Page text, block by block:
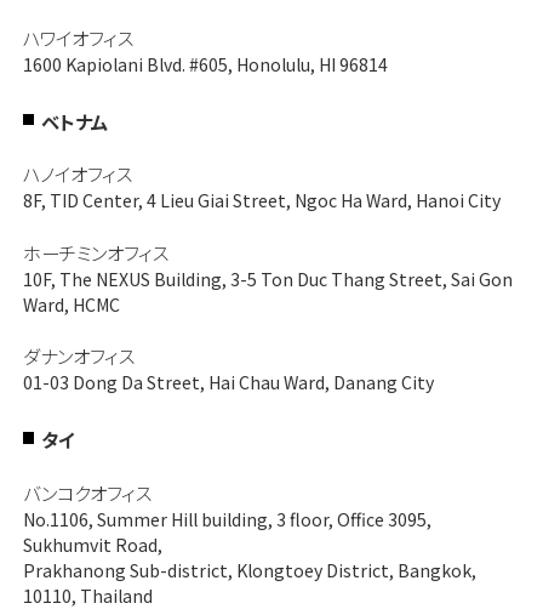
ハワイオフィス
1600 Kapiolani Blvd. #605, Honolulu, HI 96814
ベトナム
ハノイオフィス
8F, TID Center, 4 Lieu Giai Street, Ngoc Ha Ward, Hanoi City
ホーチミンオフィス
10F, The NEXUS Building, 3-5 Ton Duc Thang Street, Sai Gon
Ward, HCMC
ダナンオフィス
01-03 Dong Da Street, Hai Chau Ward, Danang City
タイ
バンコクオフィス
No.1106, Summer Hill building, 3 floor, Office 3095,
Sukhumvit Road,
Prakhanong Sub-district, Klongtoey District, Bangkok,
10110, Thailand